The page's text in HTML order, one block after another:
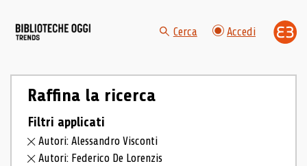
Cerca Accedi
Raffina la ricerca
Filtri applicati
Autori: Alessandro Visconti
Autori: Federico De Lorenzis